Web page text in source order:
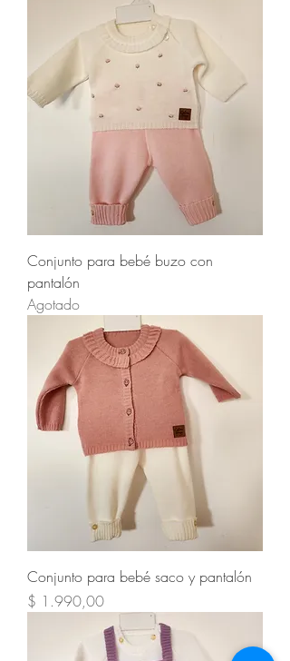
Conjunto para bebé buzo con
pantalón
Agotado
Conjunto para bebé saco y pantalón
Precio
$ 1.990,00